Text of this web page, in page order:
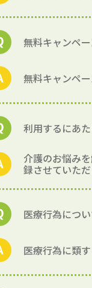
無料キャンペ
無料キャンペ
利用するにあ
介護のお悩み
録させていただ
医療行為につ
医療行為に類